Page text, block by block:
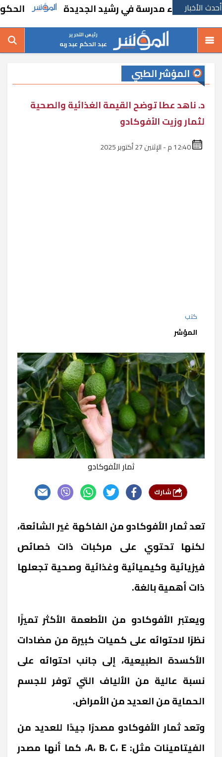
أحدث الأخبار
بإنشاء مدرسة في رشيد الجديدة الحكومة
رئيس التحرير
عبد الحكم عبد ربه
المؤشر الطبي
د. ناهد عطا توضح القيمة الغذائية والصحية
لثمار وزيت الأفوكادو
كتب
المؤشر
ثمار الأفوكادو
تعد ثمار الأفوكادو من الفاكهة غير الشائعة،
لكنها تحتوي على مركبات ذات خصائص
فيزيائية وكيميائية وغذائية وصحية تجعلها
ذات أهمية بالغة.
ويعتبر الأفوكادو من الأطعمة الأكثر تميزًا
نظرًا لاحتوائه على كميات كبيرة من مضادات
الأكسدة الطبيعية، إلى جانب احتوائه على
نسبة عالية من الألياف التي توفر للجسم
الحماية من العديد من الأمراض.
وتعد ثمار الأفوكادو مصدرًا جيدًا للعديد من
الفيتامينات مثل: A، B، C، E، كما أنها مصدر